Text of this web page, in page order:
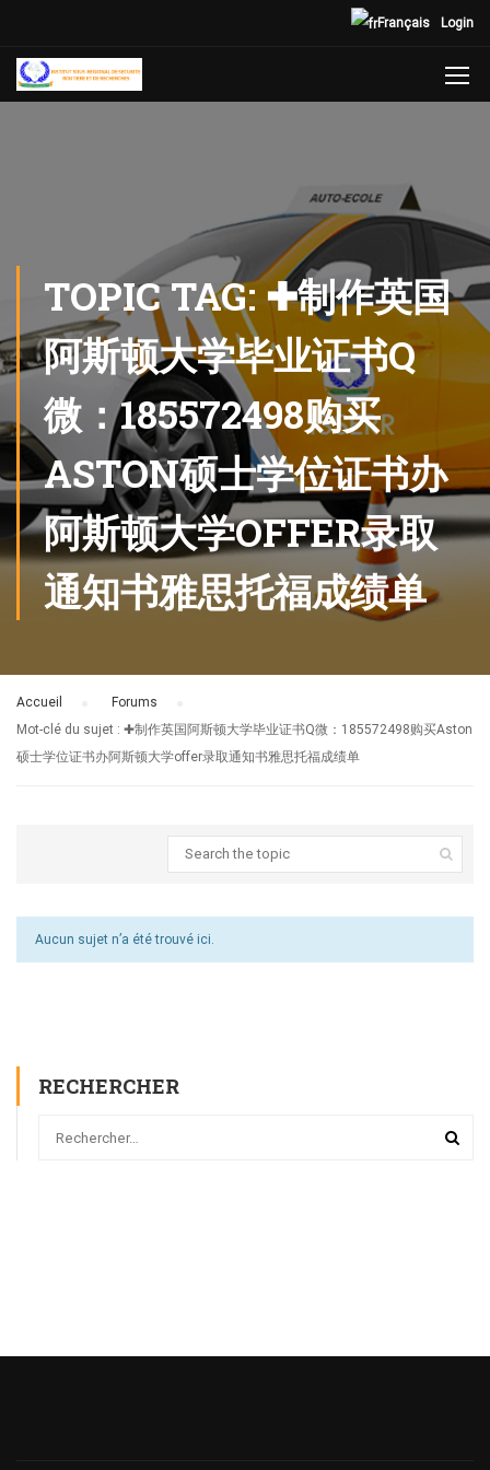
Login
Français
TOPIC TAG: ✚制作英国
阿斯顿大学毕业证书Q
微：185572498购买
ASTON硕士学位证书办
阿斯顿大学OFFER录取
通知书雅思托福成绩单
Accueil Forums
Mot-clé du sujet : ✚制作英国阿斯顿大学毕业证书Q微：185572498购买Aston
硕士学位证书办阿斯顿大学offer录取通知书雅思托福成绩单
Aucun sujet n’a été trouvé ici.
RECHERCHER